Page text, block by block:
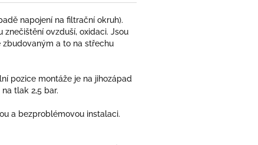
napojení na filtrační okruh).
ovzduší, oxidaci. Jsou
a to na střechu
pozice montáže je na jihozápad
tlak 2,5 bar.
a bezproblémovou instalaci.